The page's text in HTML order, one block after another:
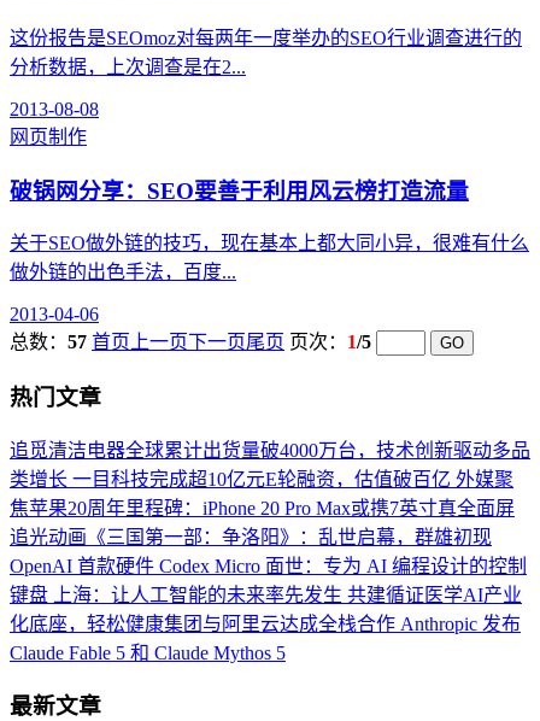
这份报告是SEOmoz对每两年一度举办的SEO行业调查进行的
分析数据，上次调查是在2...
2013-08-08
网页制作
破锅网分享：SEO要善于利用风云榜打造流量
关于SEO做外链的技巧，现在基本上都大同小异，很难有什么
做外链的出色手法，百度...
2013-04-06
总数： 57 首页 上一页下一页尾页 页次： 1/5
热门文章
追觅清洁电器全球累计出货量破4000万台，技术创新驱动多品
类增长 一目科技完成超10亿元E轮融资，估值破百亿 外媒聚
焦苹果20周年里程碑：iPhone 20 Pro Max或携7英寸真全面屏
追光动画《三国第一部：争洛阳》：乱世启幕，群雄初现
OpenAI 首款硬件 Codex Micro 面世：专为 AI 编程设计的控制
键盘
上海：让人工智能的未来率先发生 共建循证医学AI产业
化底座，轻松健康集团与阿里云达成全栈合作 Anthropic 发布
Claude Fable 5 和 Claude Mythos 5
最新文章